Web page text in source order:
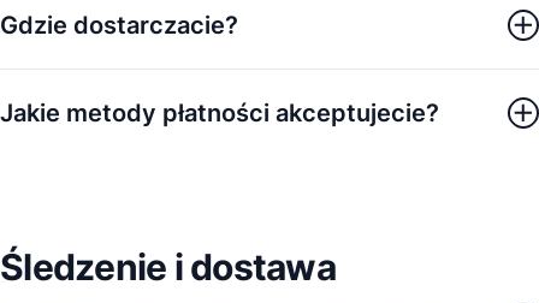
Gdzie dostarczacie?
Jakie metody płatności akceptujecie?
Śledzenie i dostawa